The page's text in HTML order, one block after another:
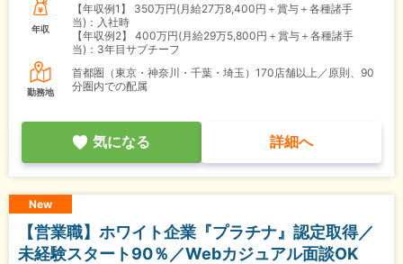
年収
【年収例1】
350万円(月給27万8,400円＋賞与＋各種諸手
当)：入社時
【年収例2】
400万円(月給29万5,800円＋賞与＋各種諸手
当)：3年目サブチーフ
勤務地
首都圏（東京・神奈川・千葉・埼玉）170店舗以上／原則、90
分圏内での配属
気になる 詳細へ
New
【営業職】ホワイト企業『プラチナ』認定取得／
未経験スタート90％／Webカジュアル面談OK